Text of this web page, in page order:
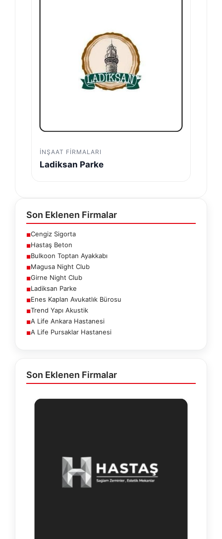
İNŞAAT FIRMALARI
Ladiksan Parke
Son Eklenen Firmalar
■Cengiz Sigorta
■Hastaş Beton
■Bulkoon Toptan Ayakkabı
■Magusa Night Club
■Girne Night Club
■Ladiksan Parke
■Enes Kaplan Avukatlık Bürosu
■Trend Yapı Akustik
■A Life Ankara Hastanesi
■A Life Pursaklar Hastanesi
Son Eklenen Firmalar